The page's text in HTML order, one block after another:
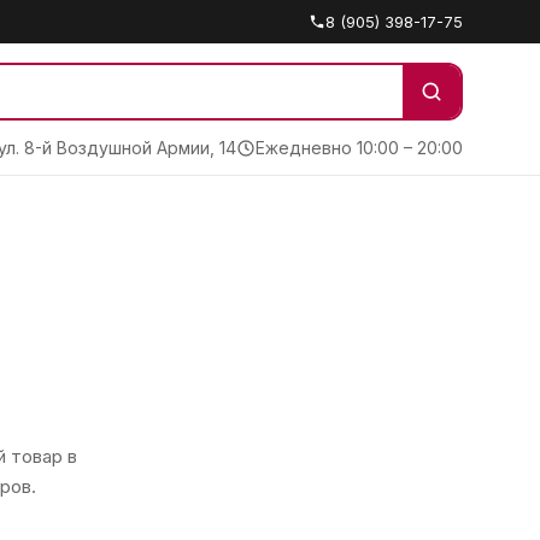
8 (905) 398-17-75
8-й Воздушной Армии, 14 Ежедневно 10:00 – 20:00
товар в